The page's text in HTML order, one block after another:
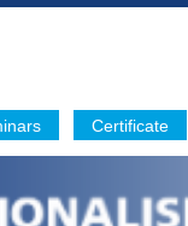
Certificate